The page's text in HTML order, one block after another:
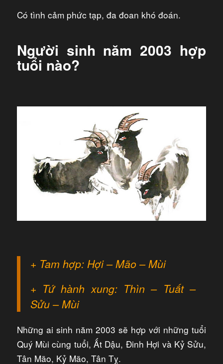
Có tình cảm phức tạp, đa đoan khó đoán.
Người sinh năm 2003 hợp
tuổi nào?
+ Tam hợp: Hợi – Mão – Mùi
+ Tứ hành xung: Thìn – Tuất –
Sửu – Mùi
Những ai sinh năm 2003 sẽ hợp với những tuổi
Quý Mùi cùng tuổi, Ất Dậu, Đinh Hợi và Kỷ Sửu,
Tân Mão, Kỷ Mão, Tân Tỵ.